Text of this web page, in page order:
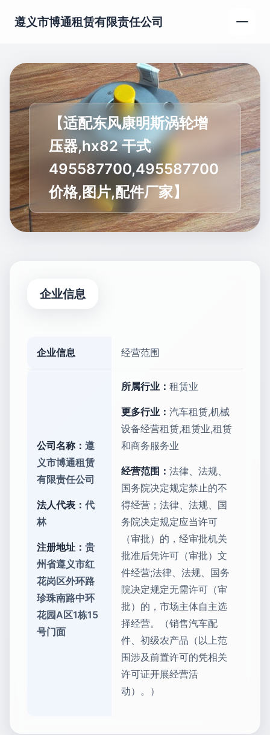
遵义市博通租赁有限责任公司
【适配东风康明斯涡轮增
压器,hx82 干式
495587700,495587700
价格,图片,配件厂家】
企业信息
企业信息 经营范围
公司名称： 遵
义市博通租赁
有限责任公司
法人代表： 代
林
注册地址： 贵
州省遵义市红
花岗区外环路
珍珠南路中环
花园A区1栋15
号门面
所属行业： 租赁业
更多行业： 汽车租赁,机械
设备经营租赁,租赁业,租赁
和商务服务业
经营范围： 法律、法规、
国务院决定规定禁止的不
得经营；法律、法规、国
务院决定规定应当许可
（审批）的，经审批机关
批准后凭许可（审批）文
件经营;法律、法规、国务
院决定规定无需许可（审
批）的，市场主体自主选
择经营。（销售汽车配
件、初级农产品（以上范
围涉及前置许可的凭相关
许可证开展经营活
动）。）